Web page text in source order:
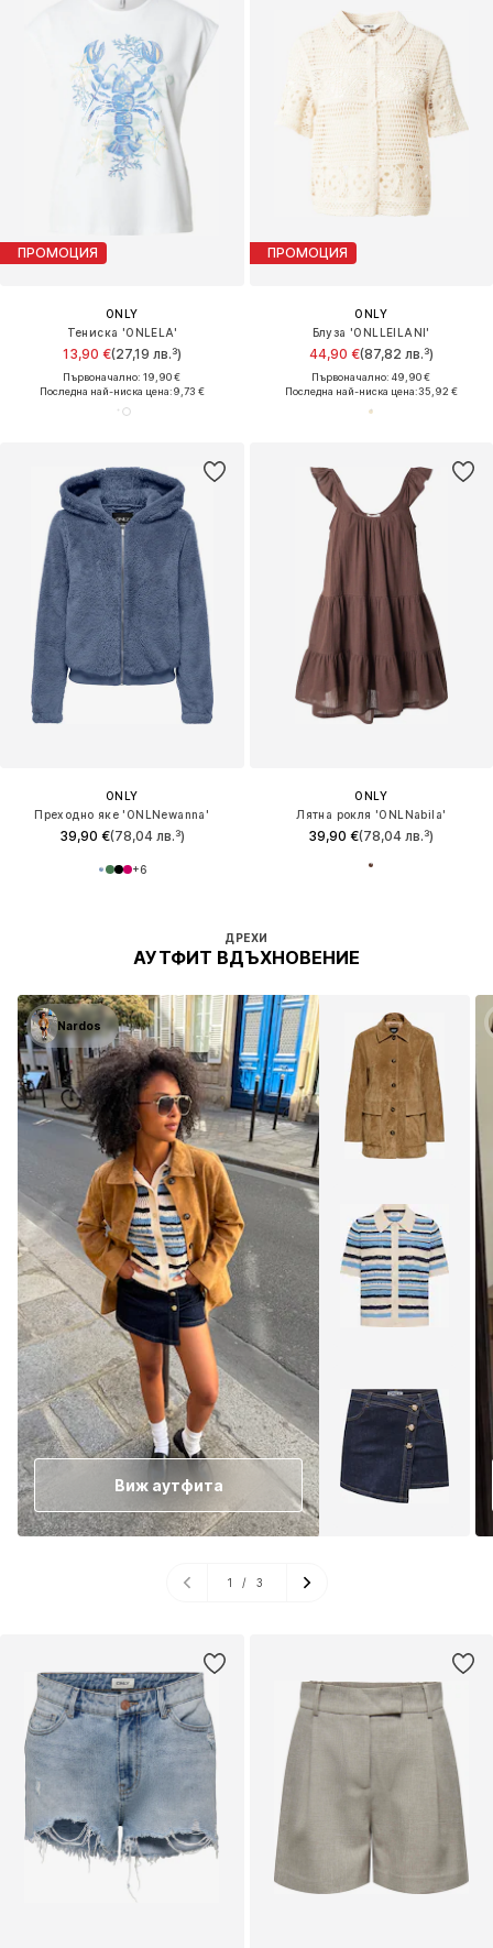
ПРОМОЦИЯ
ONLY
Тениска 'ONLELA'
13,90 €(27,19 лв.³)
Първоначално: 19,90 €
Последна най-ниска цена:9,73 €
ПРОМОЦИЯ
ONLY
Блуза 'ONLLEILANI'
44,90 €(87,82 лв.³)
Първоначално: 49,90 €
Последна най-ниска цена:35,92 €
ONLY
Преходно яке 'ONLNewanna'
39,90 €(78,04 лв.³)
+6
ONLY
Лятна рокля 'ONLNabila'
39,90 €(78,04 лв.³)
ДРЕХИ
АУТФИТ ВДЪХНОВЕНИЕ
Nardos
Виж аутфита
1 / 3